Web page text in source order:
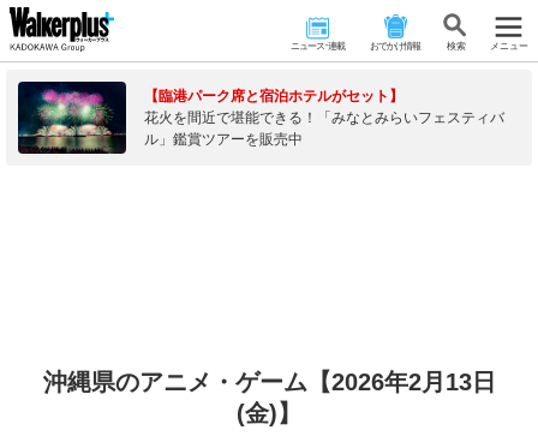
ニュース･連載 おでかけ情報 検 索 メニュー
【臨港パーク席と宿泊ホテルがセット】
花火を間近で堪能できる！「みなとみらいフェスティバ
ル」鑑賞ツアーを販売中
沖縄県のアニメ・ゲーム【2026年2月13日
(金)】